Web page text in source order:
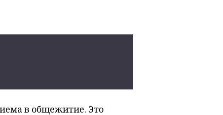
в общежитие. Это